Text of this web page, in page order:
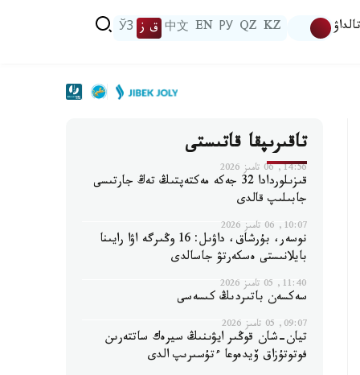
تالداۋ KZ
QZ
РУ
EN
中文 ق ز ЎЗ
تاقىرىپقا قاتىستى
14:56, 06 تامىز 2026
قىزىلوردادا 32 جەكە مەكتەپتىڭ تەڭ جارتىسى
جابىلىپ قالدى
10:07, 06 تامىز 2026
نوسەر، بۇرشاق، داۋىل: 16 وڭىرگە اۋا رايىنا
بايلانىستى ەسكەرتۋ جاسالدى
11:40, 05 تامىز 2026
سەكسەن باتىردىڭ كىسەسى
09:07, 05 تامىز 2026
تيان-شان قوڭىر ايۋىنىڭ سيرەك ساتتەرىن
فوتوتۇزاق ۆيدەوعا ءتۇسىرىپ الدى